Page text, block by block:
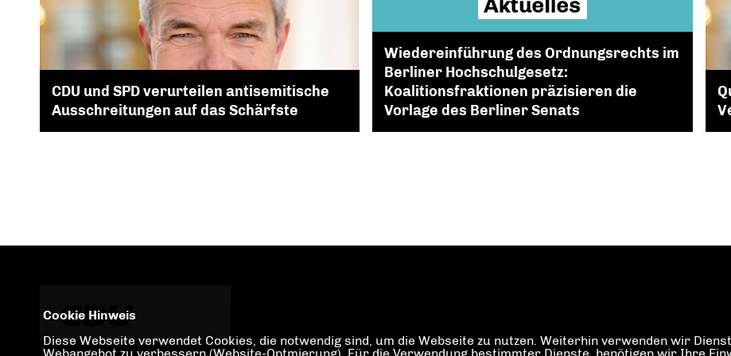
CDU und SPD verurteilen antisemitische
Ausschreitungen auf das Schärfste
Wiedereinführung des Ordnungsrechts im
Berliner Hochschulgesetz:
Koalitionsfraktionen präzisieren die
Vorlage des Berliner Senats
Cookie Hinweis
Diese Webseite verwendet Cookies, die notwendig sind, um die Webseite zu nutzen. Weiterhin verwenden wir